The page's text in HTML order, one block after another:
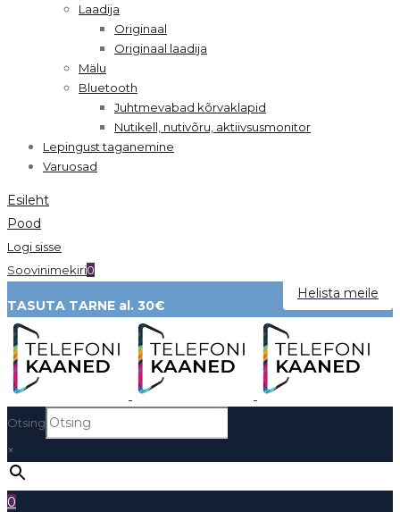
Laadija
Originaal
Originaal laadija
Mälu
Bluetooth
Juhtmevabad kõrvaklapid
Nutikell, nutivõru, aktiivsusmonitor
Lepingust taganemine
Varuosad
Esileht
Pood
Logi sisse
Soovinimekiri0
TASUTA TARNE al. 30€
Helista meile
Otsing
×
0